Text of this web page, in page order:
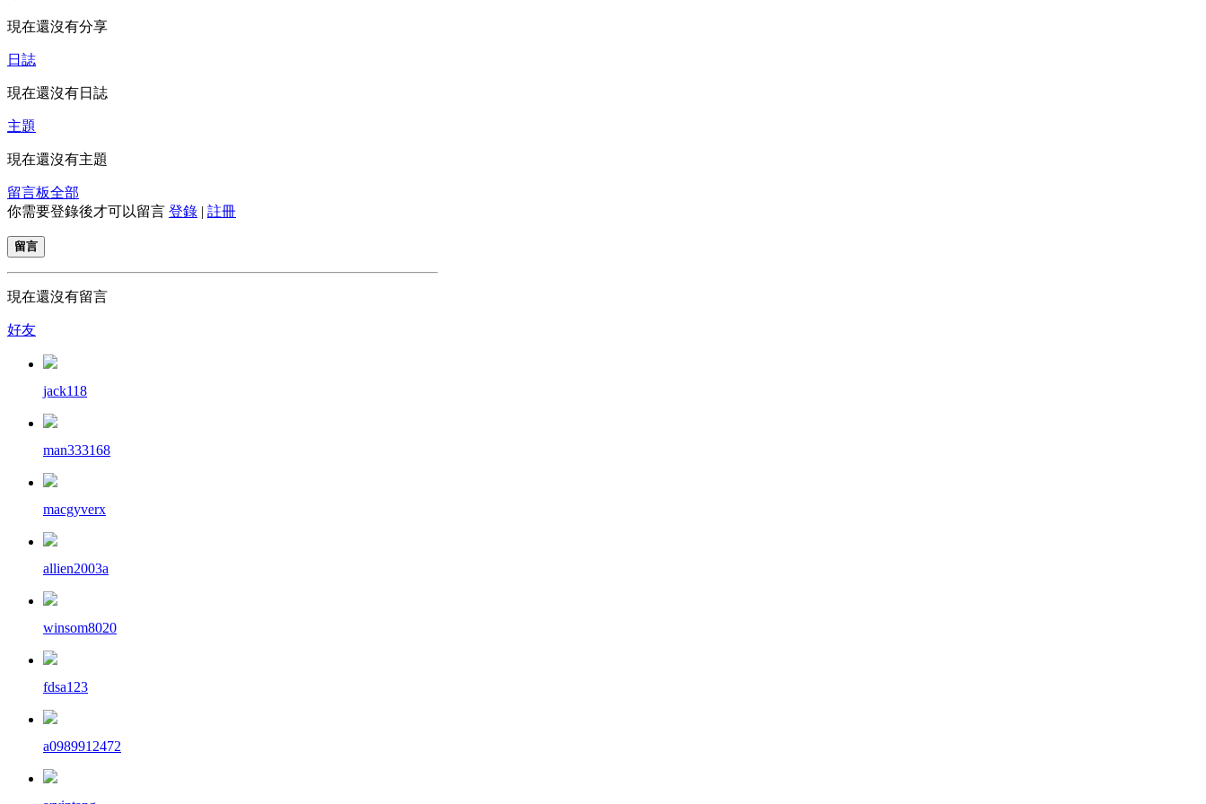
現在還沒有分享
日誌
現在還沒有日誌
主題
現在還沒有主題
留言板全部
你需要登錄後才可以留言 登錄 | 註冊
留言
現在還沒有留言
好友
jack118
man333168
macgyverx
allien2003a
winsom8020
fdsa123
a0989912472